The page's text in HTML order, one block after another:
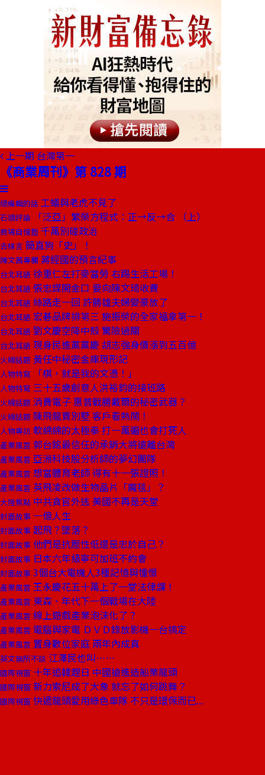
上一期 台灣第一
《商業周刊》第 828 期
總編輯的話 工蟻與老虎不見了
石頭評論 「泛亞」繁榮方程式：正→反→合 （上）
商場自慢塾 千萬別碰政治
去梯言 簡直狗「史」！
陳文茜專欄 蔣經國的預言紀事
台北耳語 徐重仁左打麥當勞 右踢生活工場！
台北耳語 張忠謀開金口 要向陳文琦收費
台北耳語 絲路走一回 許勝雄夫婦變豪放了
台北耳語 宏碁品牌排第三 施振榮的全家福拿第一！
台北耳語 劉文慶空降中殼 驚險過關
台北耳語 現身民進黨黨慶 胡志強身價漲到五百億
火線話題 黃任中秘密金庫現形記
人物特寫 「棋，就是我的文憑！」
人物特寫 三十五歲創意人洪裕鈞的接班路
火線話題 消費電子 惠普戰勝戴爾的秘密武器？
火線話題 陳飛龍賣別墅 客戶看熱鬧！
人物專訪 軟綿綿的太極拳 打一萬遍也會打死人
產業風雲 郭台銘最信任的承銷大將遠離台灣
產業風雲 亞洲科技股分析師的夢幻團隊
產業風雲 想當體育老師 得有十一張證照！
產業風雲 英飛凌改做生物晶片「魔毯」？
大陸焦點 中共貪官外逃 美國不再是天堂
封面故事 一億人生
封面故事 起飛？墜落？
封面故事 他們是抗壓性低還是忠於自己？
封面故事 日本六年級寧可加班不約會
封面故事 3個台大電機人3種記憶與憧憬
產業風雲 王永慶花五十萬上了一堂法律課！
產業風雲 東森、年代下一個戰場在大陸
產業風雲 線上遊戲產業泡沫化了？
產業風雲 電腦與家電 ＤＶＤ錄放影機一台搞定
產業風雲 置身數位家庭 兩年內成真
英文無所不談 江澤民也叫……
國際視窗 十年追韓趕日 中國搶進造船業龍頭
國際視窗 新力索尼成了大象 就忘了如何跳舞？
國際視窗 快遞龍頭愛用綠色車隊 不只是環保而已...